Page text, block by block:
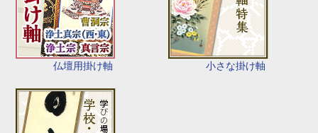
仏壇用掛け軸 小さな掛け軸